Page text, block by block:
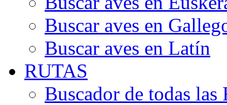
Buscar aves en
Buscar aves en Latín
RUTAS
Buscador de todas las